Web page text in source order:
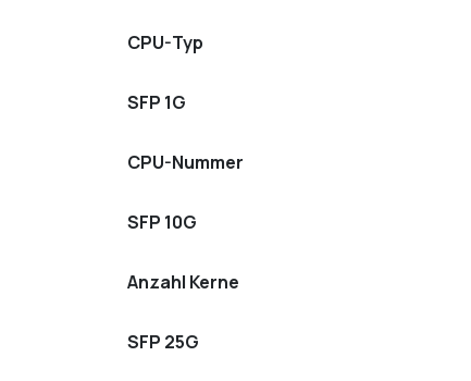
CPU-Typ
SFP 1G
CPU-Nummer
SFP 10G
Anzahl Kerne
SFP 25G